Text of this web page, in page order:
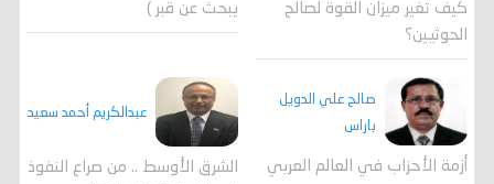
كيف تغير ميزان القوة لصالح
الحوثيين؟
يبحث عن قبر )
صالح علي الدويل
باراس
أزمة الأحزاب في العالم العربي
عبدالكريم أحمد سعيد
الشرق الأوسط .. من صراع النفوذ